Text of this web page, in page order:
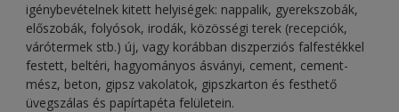
igénybevételnek kitett helyiségek: nappalik, gyerekszobák,
előszobák, folyósok, irodák, közösségi terek (recepciók,
várótermek stb.) új, vagy korábban diszperziós falfestékkel
festett, beltéri, hagyományos ásványi, cement, cement-
mész, beton, gipsz vakolatok, gipszkarton és festhető
üvegszálas és papírtapéta felületein.